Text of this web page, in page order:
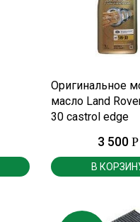
Оригинальное
масло Land
30 castrol edge
3 500 Р
В